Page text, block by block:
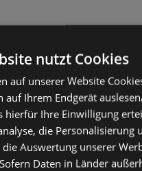
nutzt Cookies
auf unserer Website
auf Ihrem Endgerät
hierfür Ihre Einwilligung
die
Auswertung unserer
Daten in Länder